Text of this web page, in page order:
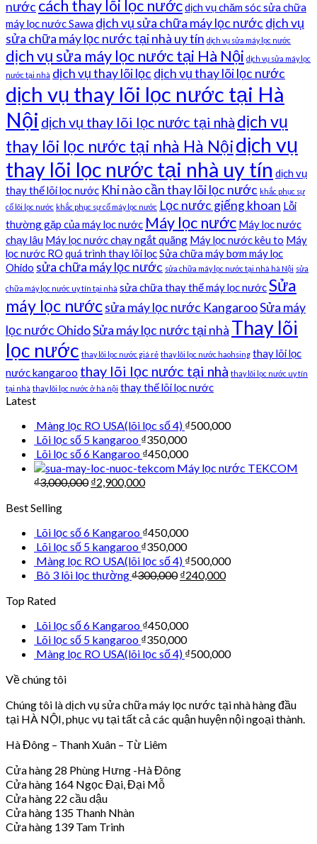
nước cách thay lõi lọc nướcdịch vụ chăm sóc sửa chữa
máy lọc nước Sawa dịch vụ sửa chữa máy lọc nước dịch vụ
sửa chữa máy lọc nước tại nhà uy tín dịch vụ sửa máy lọc nước
dịch vụ sửa máy lọc nước tại Hà Nội dịch vụ sửa máy lọc
nước tại nhà dịch vụ thay lõi lọc dịch vụ thay lõi lọc nước
dịch vụ thay lõi lọc nước tại Hà
Nội dịch vụ thay lõi lọc nước tại nhà dịch vụ
thay lõi lọc nước tại nhà Hà Nộidịch vụ
thay lõi lọc nước tại nhà uy tín dịch vụ
thay thế lõi lọc nước Khi nào cần thay lõi lọc nước khắc phục sự
cố lõi lọc nước khắc phục sự cố máy lọc nước Lọc nước giếng khoan Lỗi
thường gặp của máy lọc nước Máy lọc nước Máy lọc nước
chạy lâu Máy lọc nước chạy ngắt quãng Máy lọc nước kêu to Máy
lọc nước RO quá trình thay lõi lọcSửa chữa máy bơm máy lọc
Ohido sửa chữa máy lọc nước sửa chữa máy lọc nước tại nhà hà Nội sửa
chữa máy lọc nước uy tín tại nhà sửa chữa thay thế máy lọc nướcSửa
máy lọc nướcsửa máy lọc nước KangarooSửa máy
lọc nước OhidoSửa máy lọc nước tại nhà Thay lõi
lọc nước thay lõi lọc nước giá rẻ thay lõi lọc nước haohsing thay lõi lọc
nước kangaroo thay lõi lọc nước tại nhà thay lõi lọc nước uy tín
tại nhà thay lõi lọc nước ở hà nội thay thế lõi lọc nước
Latest
Màng lọc RO USA(lõi lọc số 4) ₫500,000
Lõi lọc số 5 kangaroo ₫350,000
Lõi lọc số 6 Kangaroo ₫450,000
Máy lọc nước TEKCOM
₫3,000,000 ₫2,900,000
Best Selling
Lõi lọc số 6 Kangaroo ₫450,000
Lõi lọc số 5 kangaroo ₫350,000
Màng lọc RO USA(lõi lọc số 4) ₫500,000
Bô 3 lõi lọc thường₫300,000 ₫240,000
Top Rated
Lõi lọc số 6 Kangaroo ₫450,000
Lõi lọc số 5 kangaroo ₫350,000
Màng lọc RO USA(lõi lọc số 4) ₫500,000
Về chúng tôi
Chúng tôi là dịch vụ sửa chữa máy lọc nước tại nhà hàng đầu
tại HÀ NỘI, phục vụ tại tất cả các quận huyện nội ngoại thành.
Hà Đông – Thanh Xuân – Từ Liêm
Cửa hàng 28 Phùng Hưng -Hà Đông
Cửa hàng 164 Ngọc Đại, Đại Mỗ
Cửa hàng 22 cầu dậu
Cửa hàng 135 Thanh Nhàn
Cửa hàng 139 Tam Trinh